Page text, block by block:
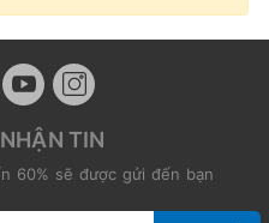
TIN
60% sẽ được gửi đến bạn